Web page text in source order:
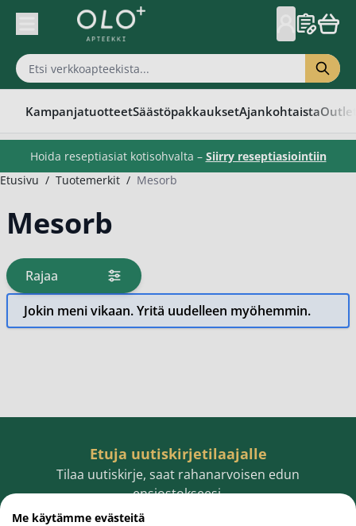
Skip to Content
KampanjatuotteetSäästöpakkauksetAjankohtaista
Hoida reseptiasiat kotisohvalta – Siirry reseptiasiointiin
Etusivu / Tuotemerkit / Mesorb
Mesorb
Rajaa
tuotteita
Jokin meni vikaan. Yritä uudelleen myöhemmin.
Etuja uutiskirjetilaajalle
Tilaa uutiskirje, saat rahanarvoisen edun
ensiostokseesi.
Me käytämme evästeitä